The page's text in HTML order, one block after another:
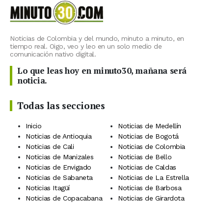
Noticias de Colombia y del mundo, minuto a minuto, en
tiempo real. Oigo, veo y leo en un solo medio de
comunicación nativo digital.
Lo que leas hoy en minuto30, mañana será
noticia.
Todas las secciones
Inicio
Noticias de Medellín
Noticias de Antioquia
Noticias de Bogotá
Noticias de Cali
Noticias de Colombia
Noticias de Manizales
Noticias de Bello
Noticias de Envigado
Noticias de Caldas
Noticias de Sabaneta
Noticias de La Estrella
Noticias Itagüí
Noticias de Barbosa
Noticias de Copacabana
Noticias de Girardota